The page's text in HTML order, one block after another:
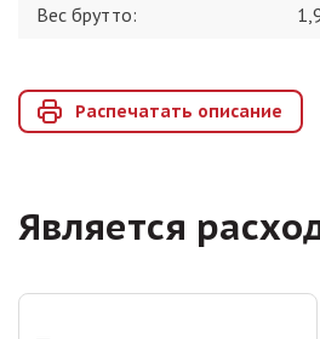
Вес брутто:
Распечатать описание
Является